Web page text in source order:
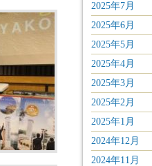
2025年7月
2025年6月
2025年5月
2025年4月
2025年3月
2025年2月
2025年1月
2024年12月
2024年11月